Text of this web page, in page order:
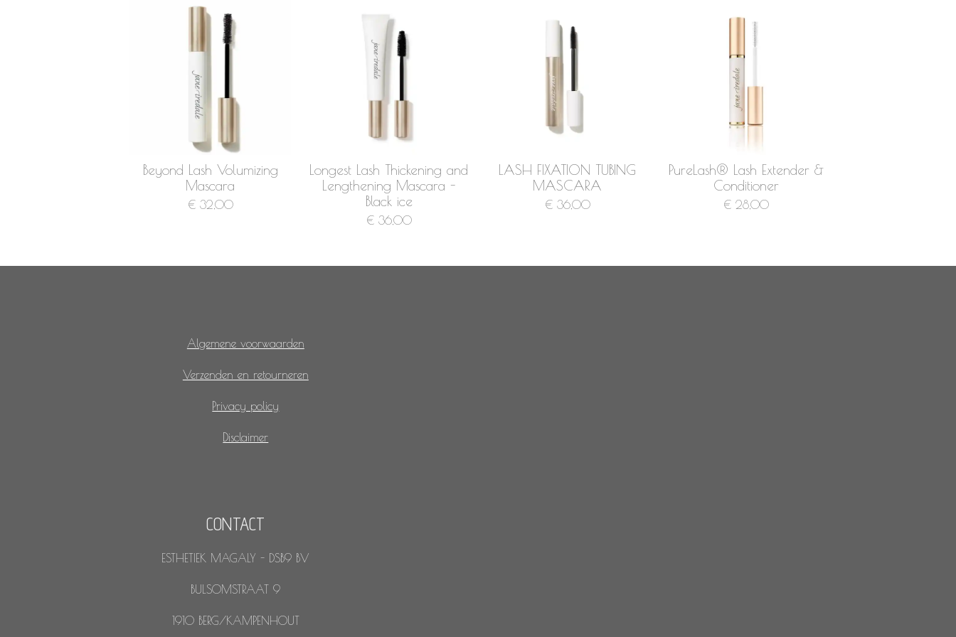
Beyond Lash Volumizing
Mascara
€ 32,00
Longest Lash Thickening and
Lengthening Mascara -
Black ice
€ 36,00
LASH FIXATION TUBING
MASCARA
€ 36,00
PureLash® Lash Extender &
Conditioner
€ 28,00
Algemene voorwaarden
Verzenden en retourneren
Privacy policy
Disclaimer
CONTACT
ESTHETIEK MAGALY - DSB9 BV
BULSOMSTRAAT 9
1910 BERG/KAMPENHOUT